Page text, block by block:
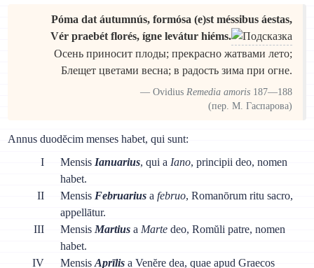
Póma dat áutumnús, formósa (e)st méssibus áestas,
Vér praebét florés, ígne levátur hiéms.
Осень приносит плоды; прекрасно жатвами лето;
Блещет цветами весна; в радость зима при огне.
Ovidius Remedia amoris187—188
(пер. М. Гаспарова)
Annus duodĕcim menses habet, qui sunt:
I
Mensis Ianuarius, qui a Iano, principii deo, nomen
habet.
II
Mensis Februariusa februo, Romanōrum ritu sacro,
appellātur.
III
Mensis Martiusa Martedeo, Romŭli patre, nomen
habet.
IV
Mensis Aprīlisa Venĕre dea, quae apud Graecos